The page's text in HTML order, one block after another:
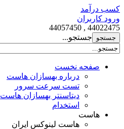
کسب درآمد
ورود کاربران
44022475 , 44057450
جستجو...
صفحه نخست
درباره بهسازان هاست
تست سرعت سرور
دیتاسنتر بهسازان هاست
استخدام
هاست
هاست لینوکس ایران